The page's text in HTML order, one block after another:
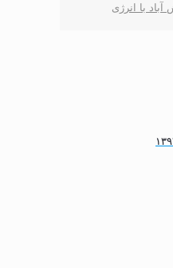
با انرژی